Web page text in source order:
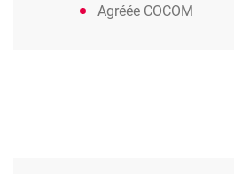
Agréée COCOM